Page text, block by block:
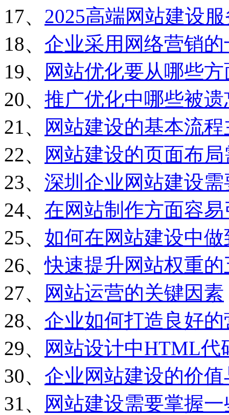
17、 2025高端网站建设
18、 企业采用网络营销
19、
网站优化要从哪些
20、 推广优化中哪些被
21、
网站建设的基本流
22、
网站建设的页面布
23、 深圳企业网站建设
24、 在网站制作方面容
25、 如何在网站建设中
26、快速提升网站权重
27、
网站运营的关键因素
28、 企业如何打造良好
29、
网站设计中HTML代
30、 企业网站建设的价
31、
网站建设需要掌握